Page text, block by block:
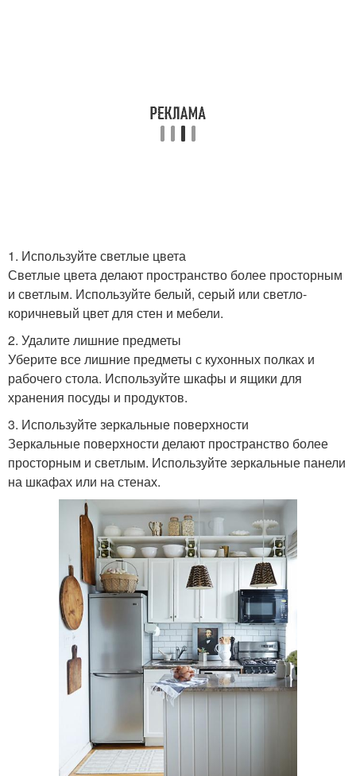
1. Используйте светлые цвета
Светлые цвета делают пространство более просторным
и светлым. Используйте белый, серый или светло-
коричневый цвет для стен и мебели.
2. Удалите лишние предметы
Уберите все лишние предметы с кухонных полках и
рабочего стола. Используйте шкафы и ящики для
хранения посуды и продуктов.
3. Используйте зеркальные поверхности
Зеркальные поверхности делают пространство более
просторным и светлым. Используйте зеркальные панели
на шкафах или на стенах.